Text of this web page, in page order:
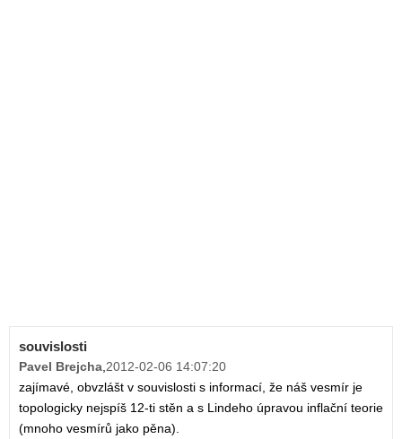
souvislosti
Pavel Brejcha 2012-02-06 14:07:20
zajímavé, obvzlášt v souvislosti s informací, že náš vesmír je
topologicky nejspíš 12-ti stěn a s Lindeho úpravou inflační teorie
(mnoho vesmírů jako pěna).